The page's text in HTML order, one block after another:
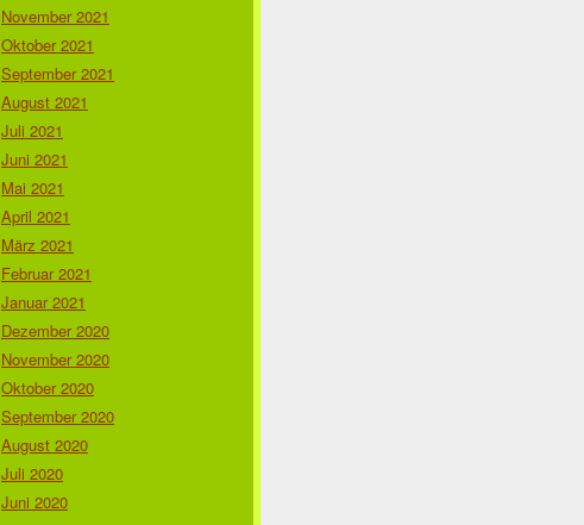
November 2021
Oktober 2021
September 2021
August 2021
Juli 2021
Juni 2021
Mai 2021
April 2021
März 2021
Februar 2021
Januar 2021
Dezember 2020
November 2020
Oktober 2020
September 2020
August 2020
Juli 2020
Juni 2020